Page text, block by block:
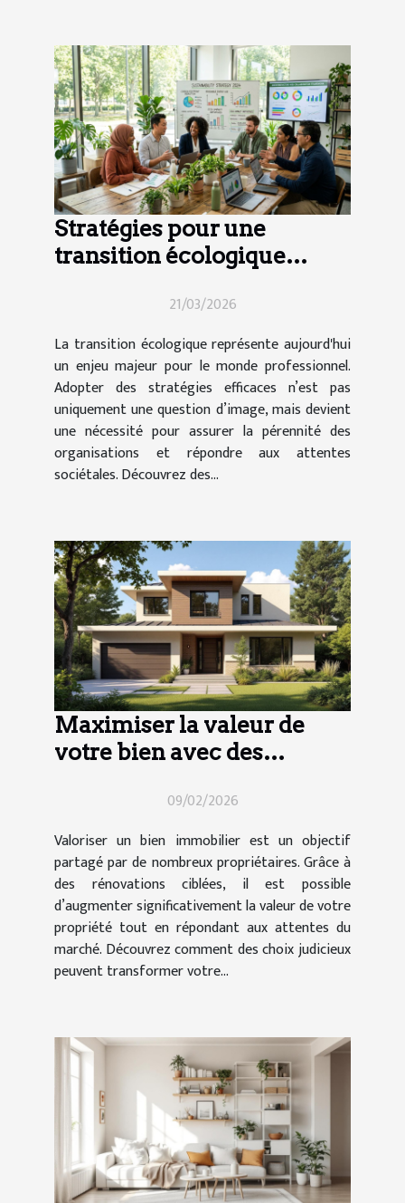
Stratégies pour une
transition écologique
21/03/2026
La transition écologique représente aujourd'hui
un enjeu majeur pour le monde professionnel.
Adopter des stratégies efficaces n’est pas
uniquement une question d’image, mais devient
une nécessité pour assurer la pérennité des
organisations et répondre aux attentes
sociétales. Découvrez des...
Maximiser la valeur de
votre bien avec des
09/02/2026
Valoriser un bien immobilier est un objectif
partagé par de nombreux propriétaires. Grâce à
des rénovations ciblées, il est possible
d’augmenter significativement la valeur de votre
propriété tout en répondant aux attentes du
marché. Découvrez comment des choix judicieux
peuvent transformer votre...